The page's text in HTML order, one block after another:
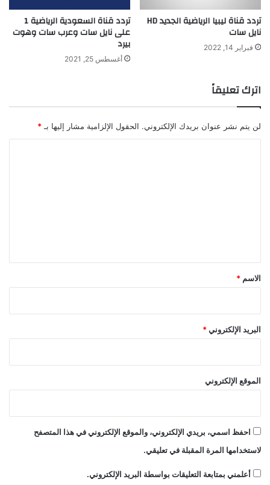
تردد قناة ليبيا الرياضية الجديد HD
نايل سات
فبراير 14, 2022
تردد قناة السعودية الرياضية 1
على نايل سات وعرب سات وهوت
بيرد
أغسطس 25, 2021
اترك تعليقاً
لن يتم نشر عنوان بريدك الإلكتروني. الحقول الإلزامية مشار إليها بـ *
*
الاسم *
البريد الإلكتروني *
الموقع الإلكتروني
احفظ اسمي، بريدي الإلكتروني، والموقع الإلكتروني في هذا المتصفح
لاستخدامها المرة المقبلة في تعليقي.
أعلمني بمتابعة التعليقات بواسطة البريد الإلكتروني.